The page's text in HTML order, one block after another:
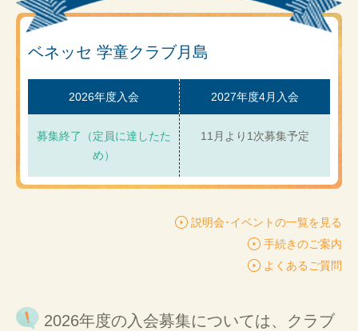
ベネッセ 学童クラブ月島
2026年度入会
募集終了（定員に達したた
め）
2027年度4月入会
11月より1次募集予定
説明会･イベントの一覧を見る
手続きのご案内
よくあるご質問
2026年度の入会募集については、クラブ